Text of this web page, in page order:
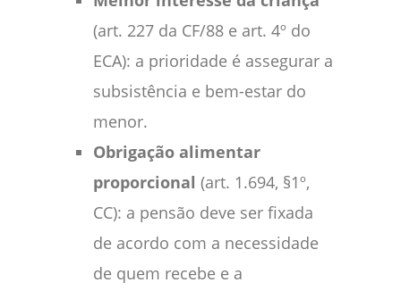
(art. 227 da CF/88 e art. 4º do
ECA): a prioridade é assegurar a
subsistência e bem-estar do
menor.
Obrigação alimentar
proporcional (art. 1.694, §1º,
CC): a pensão deve ser fixada
de acordo com a necessidade
de quem recebe e a